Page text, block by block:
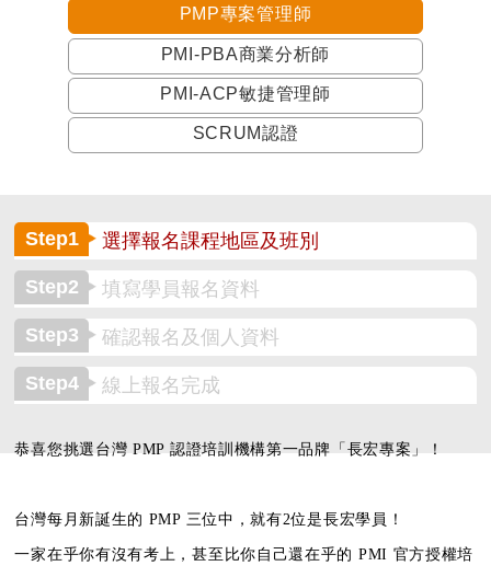
PMP專案管理師
PMI-PBA商業分析師
PMI-ACP敏捷管理師
SCRUM認證
Step1 選擇報名課程地區及班別
Step2 填寫學員報名資料
Step3 確認報名及個人資料
Step4 線上報名完成
恭喜您挑選台灣 PMP 認證培訓機構第一品牌「長宏專案」！
台灣每月新誕生的 PMP 三位中，就有2位是長宏學員！
一家在乎你有沒有考上，甚至比你自己還在乎的 PMI 官方授權培